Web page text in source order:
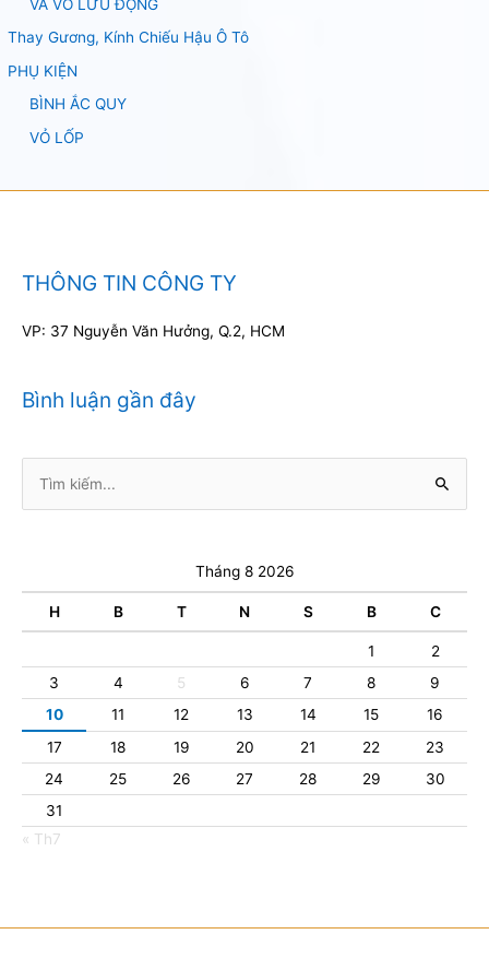
VÁ VỎ LƯU ĐỘNG
Thay Gương, Kính Chiếu Hậu Ô Tô
PHỤ KIỆN
BÌNH ẮC QUY
VỎ LỐP
THÔNG TIN CÔNG TY
VP: 37 Nguyễn Văn Hưởng, Q.2, HCM
Bình luận gần đây
kiếm:
Tháng 8 2026
H B T N S B C
1
2
3
4 5 6 7 8
9
10
11 12 13 14 15
16
17
18 19 20 21 22
23
24
25 26 27 28 29
30
31
« Th7